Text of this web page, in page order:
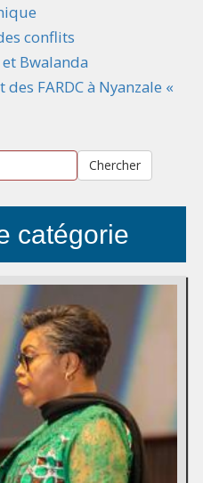
conflits
Bwalanda
FARDC à Nyanzale «
Chercher
catégorie